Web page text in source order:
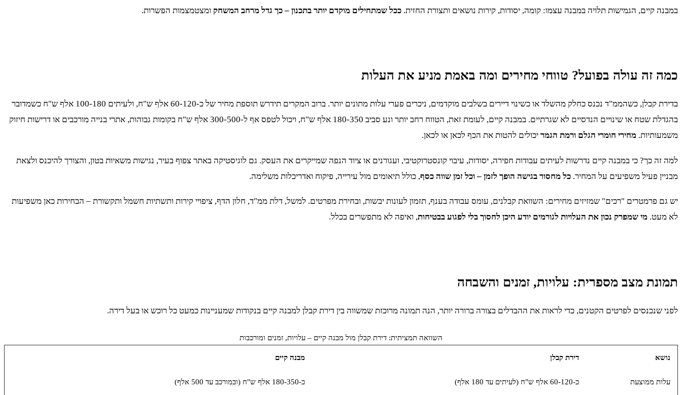
במבנה קיים, הגמישות תלויה במבנה עצמו: קומה, יסודות, קירות נושאים ותצורת החזית. ככל שמתחילים מוקדם יותר בתכנון – כך גדל מרחב המשחק ומצטמצמות הפשרות.
כמה זה עולה בפועל? טווחי מחירים ומה באמת מניע את העלות
בדירת קבלן, כשהממ"ד נכנס כחלק מהשלד או כשינוי דיירים בשלבים מוקדמים, ניכרים פערי עלות מתונים יותר. ברוב המקרים תידרש תוספת מחיר של כ-60-120 אלף ש"ח, ולעיתים 100-180 אלף ש"ח כשמדובר
בהגדלת שטח או שינויים הנדסיים לא שגרתיים. במבנה קיים, לעומת זאת, הטווח רחב יותר ונע סביב 180-350 אלף ש"ח, ויכול לטפס אף ל-300-500 אלף ש"ח בקומות גבוהות, אתרי בנייה מורכבים או דרישות חיזוק
משמעותיות. מחירי חומרי הגלם ורמת הגמר יכולים להטות את הכף לכאן או לכאן.
למה זה כך? כי במבנה קיים נדרשות לעיתים עבודות חפירה, יסודות, עיבוי קונסטרוקטיבי, ועגורנים או ציוד הנפה שמייקרים את העסק. גם לוגיסטיקה באתר צפוף בעיר, נגישות משאיות בטון, והצורך להיכנס ולצאת
מבניין פעיל משפיעים על המחיר. כל מחסור בגישה הופך לזמן – וכל זמן שווה כסף, כולל תיאומים מול עירייה, פיקוח ואדריכלות משלימה.
יש גם פרמטרים "רכים" שמזיזים מחירים: השוואת קבלנים, עומס עבודה בענף, תזמון לעונות יבשות, ובחירת מפרטים. למשל, דלת ממ"ד, חלון הדף, ציפויי קירות ותשתיות חשמל ותקשורת – הבחירות כאן משפיעות
לא מעט. מי שמפרק נכון את העלויות לגורמים יודע היכן לחסוך בלי לפגוע בבטיחות, ואיפה לא מתפשרים בכלל.
תמונת מצב מספרית: עלויות, זמנים והשבחה
לפני שנכנסים לפרטים הקטנים, כדי לראות את ההבדלים בצורה ברורה יותר, הנה תמונה מרוכזת שמשווה בין דירת קבלן למבנה קיים בנקודות שמעניינות כמעט כל רוכש או בעל דירה.
השוואה תמציתית: דירת קבלן מול מבנה קיים – עלויות, זמנים ומורכבות
נושא דירת קבלן מבנה קיים
עלות ממוצעת כ-60-120 אלף ש"ח (לעיתים עד 180 אלף) כ-180-350 אלף ש"ח (ובמורכב עד 500 אלף)